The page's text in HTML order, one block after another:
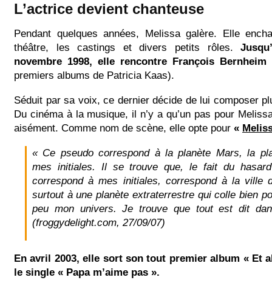
L’actrice devient chanteuse
Pendant quelques années, Melissa galère. Elle
théâtre, les castings et divers petits rôles.
novembre 1998, elle rencontre François Bernheim
premiers albums de Patricia Kaas).
Séduit par sa voix, ce dernier décide de lui composer
Du cinéma à la musique, il n’y a qu’un pas pour
aisément. Comme nom de scène, elle opte pour «
« Ce pseudo correspond à la planète Mars, la
mes initiales. Il se trouve que, le fait du
correspond à mes initiales, correspond à la ville
surtout à une planète extraterrestre qui colle bien
peu mon univers. Je trouve que tout est dit
(froggydelight.com, 27/09/07)
En avril 2003, elle sort son tout premier album « Et
le single « Papa m’aime pas ».